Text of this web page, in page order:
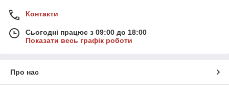
Контакти
Сьогодні працює з 09:00 до 18:00
Показати весь графік роботи
Про нас